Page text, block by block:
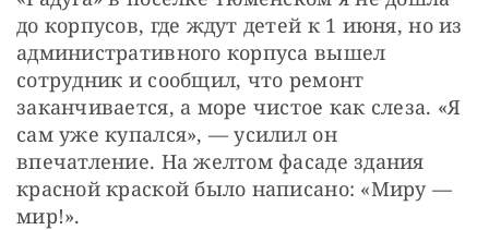
до корпусов, где ждут детей к 1 июня, но из
административного корпуса вышел
сотрудник и сообщил, что ремонт
заканчивается, а море чистое как слеза. «Я
сам уже купался», — усилил он
впечатление. На желтом фасаде здания
красной краской было написано: «Миру —
мир!».